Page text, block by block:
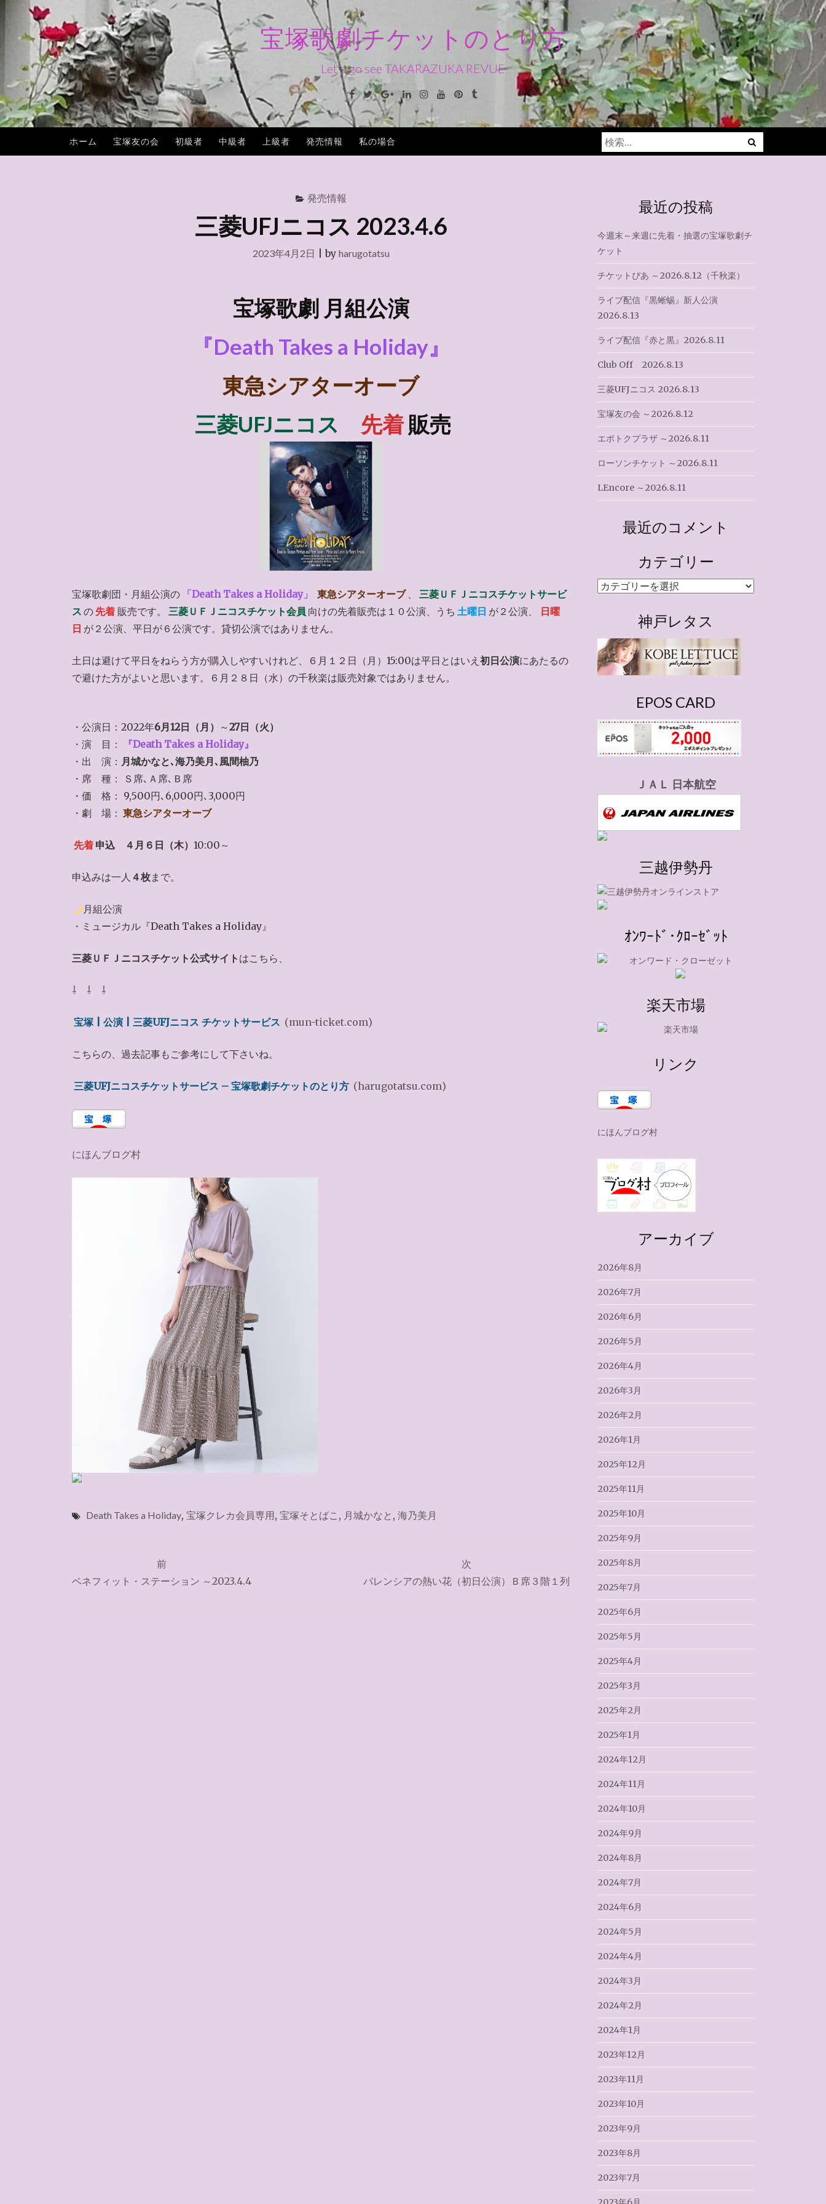
へ
ス
キ
宝塚歌劇チケットのとり方
Let's go see TAKARAZUKA REVUE
Facebook
TwitterGoogle+LinkedinInstagramYoutubePinterest
Tumblr
ホーム 宝塚友の会 初級者 中級者 上級者 発売情報 私の場合
検
索:
発売情報
三菱UFJニコス 2023.4.6
2023年4月2日 |by harugotatsu
宝塚歌劇 月組公演
『Death Takes a Holiday』
東急シアターオーブ
三菱UFJニコス
先着 販売
宝塚歌劇団・月組公演の 「Death Takes a Holiday」 東急シアターオーブ 、
三菱ＵＦＪニコスチケットサービ
ス の 先着 販売です。 三菱ＵＦＪニコスチケット会員 向けの先着販売は１０公演、うち 土曜日 が２公演、
日曜
日 が２公演、平日が６公演です。貸切公演ではありません。
土日は避けて平日をねらう方が購入しやすいけれど、６月１２日（月）15:00は平日とはいえ 初日公演にあたるの
で避けた方がよいと思います。６月２８日（水）の千秋楽は販売対象ではありません。
・公演日：2022年6月12日（月） ～27日（火）
・演 目：
『Death Takes a Holiday』
・出 演： 月城かなと､海乃美月､風間柚乃
・席 種： Ｓ席､Ａ席､Ｂ席
・価 格： 9,500円､6,000円､3,000円
・劇 場： 東急シアターオーブ
先着 申込 ４月６日（木）10:00～
申込みは一人 ４枚まで。
月組公演
・ミュージカル『Death Takes a Holiday』
三菱ＵＦＪニコスチケット公式サイト はこちら、
⇩ ⇩ ⇩
宝塚 | 公演 | 三菱UFJニコス チケットサービス (mun-ticket.com)
こちらの、過去記事もご参考にして下さいね。
三菱UFJニコスチケットサービス – 宝塚歌劇チケットのとり方 (harugotatsu.com)
にほんブログ村
Death Takes a Holiday, 宝塚クレカ会員専用, 宝塚そとばこ , 月城かなと , 海乃美月
稿
前
ベネフィット・ステーション ～2023.4.4
次
バレンシアの熱い花（初日公演）Ｂ席３階１列
最近の投稿
今週末～来週に先着・抽選の宝塚歌劇チ
ケット
チケットぴあ ～2026.8.12（千秋楽）
ライブ配信『黒蜥蜴』新人公演
2026.8.13
ライブ配信『赤と黒』2026.8.11
Club Off 2026.8.13
三菱UFJニコス 2026.8.13
宝塚友の会 ～2026.8.12
エポトクプラザ ～2026.8.11
ローソンチケット ～2026.8.11
LEncore ～2026.8.11
最近のコメント
カテゴリー
カ
ー
神戸レタス
EPOS CARD
ＪＡＬ 日本航空
三越伊勢丹
ｵﾝﾜｰﾄﾞ･ｸﾛｰｾﾞｯﾄ
楽天市場
リンク
にほんブログ村
アーカイブ
2026年8月
2026年7月
2026年6月
2026年5月
2026年4月
2026年3月
2026年2月
2026年1月
2025年12月
2025年11月
2025年10月
2025年9月
2025年8月
2025年7月
2025年6月
2025年5月
2025年4月
2025年3月
2025年2月
2025年1月
2024年12月
2024年11月
2024年10月
2024年9月
2024年8月
2024年7月
2024年6月
2024年5月
2024年4月
2024年3月
2024年2月
2024年1月
2023年12月
2023年11月
2023年10月
2023年9月
2023年8月
2023年7月